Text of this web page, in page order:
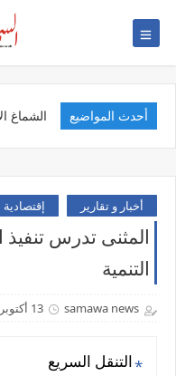
أحدث المواضيع الخ
أخبار و تقارير إقتصادية
المثنى تدرس
التنمية
samawa news 13 أكتوبر 2023
التنقل السريع